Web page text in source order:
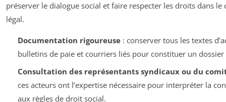
préserver le dialogue social et faire respecter les droits dans le
légal.
Documentation rigoureuse: conserver tous les textes
bulletins de paie et courriers liés pour constituer un dossier
Consultation des représentants syndicaux ou du
ces acteurs ont l’expertise nécessaire pour interpréter la
aux règles de droit social.